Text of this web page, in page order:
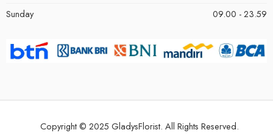
Sunday
09.00 - 23.59
Copyright © 2025 GladysFlorist. All Rights Reserved.